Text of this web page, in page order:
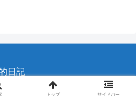
日記
MacBSの日常生活的日記.
トップ サイドバー